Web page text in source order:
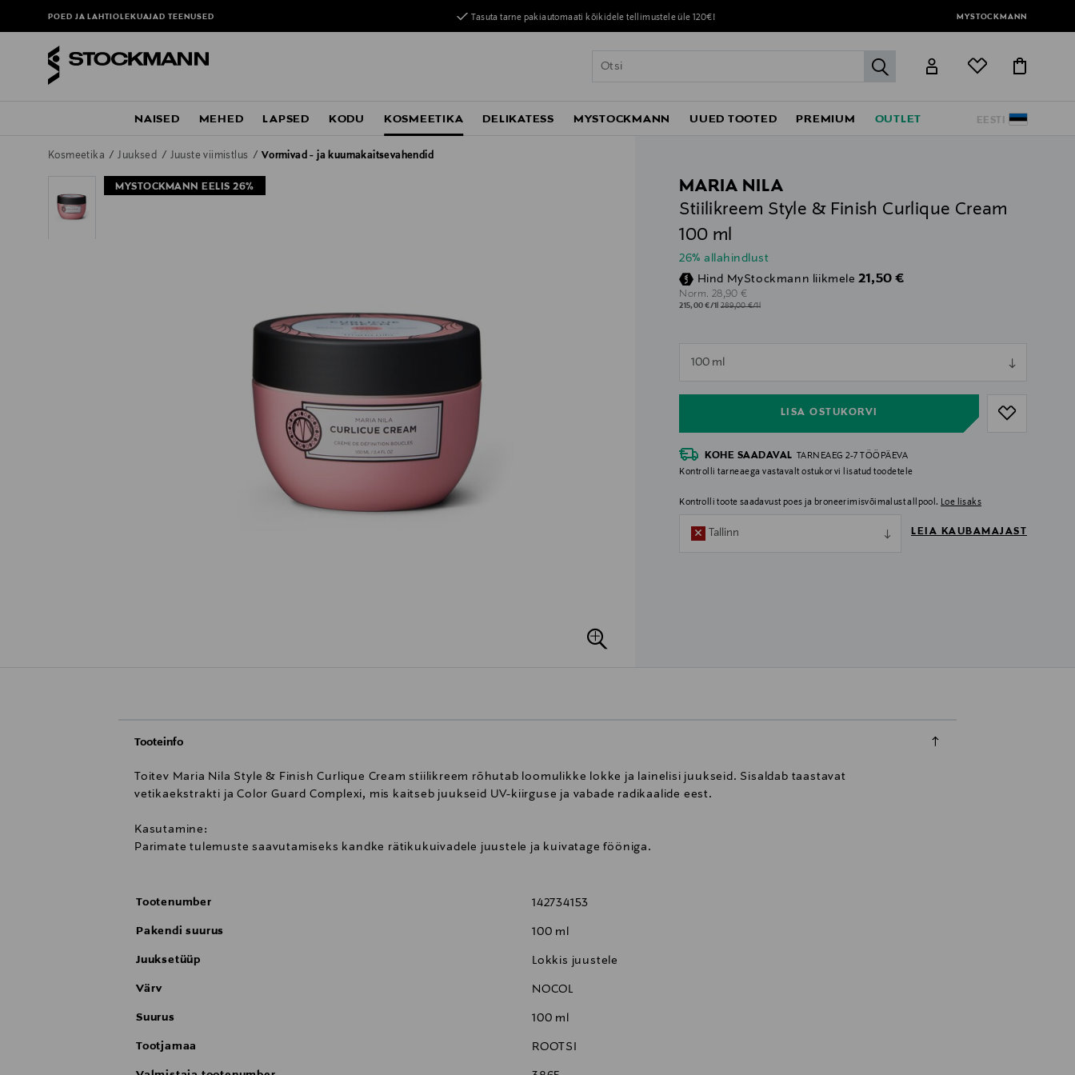
POED JA LAHTIOLEKUAJADTEENUSED Tasuta tarne pakiautomaati kõikidele tellimustele üle 120€! MYSTOCKMANN
label.header.go
EESTI
NAISED MEHED LAPSED KODU KOSMEETIKA DELIKATESS MYSTOCKMANN UUED TOOTED PREMIUM OUTLET
Kosmeetika Juuksed Juuste viimistlus Vormivad - ja kuumakaitsevahendid
MYSTOCKMANN EELIS 26%
MARIA NILA
Stiilikreem Style & Finish Curlique Cream
100 ml
26% allahindlust
Hind MyStockmann liikmele Discounted Price
21,50 €
Norm. Original Price
28,90 €
215,00 €/1l 289,00 €/1l
100 ml
LISA OSTUKORVI
null
KOHE SAADAVAL TARNEAEG 2-7 TÖÖPÄEVA
Kontrolli tarneaega vastavalt ostukorvi lisatud toodetele
Kontrolli toote saadavust poes ja broneerimisvõimalust allpool. Loe lisaks
Tallinn LEIA KAUBAMAJAST
Tooteinfo
Toitev Maria Nila Style & Finish Curlique Cream stiilikreem rõhutab loomulikke lokke ja lainelisi juukseid. Sisaldab taastavat
vetikaekstrakti ja Color Guard Complexi, mis kaitseb juukseid UV-kiirguse ja vabade radikaalide eest.
Kasutamine:
Parimate tulemuste saavutamiseks kandke rätikukuivadele juustele ja kuivatage fööniga.
Tootenumber 142734153
Pakendi suurus 100 ml
Juuksetüüp Lokkis juustele
Värv NOCOL
Suurus 100 ml
Tootjamaa ROOTSI